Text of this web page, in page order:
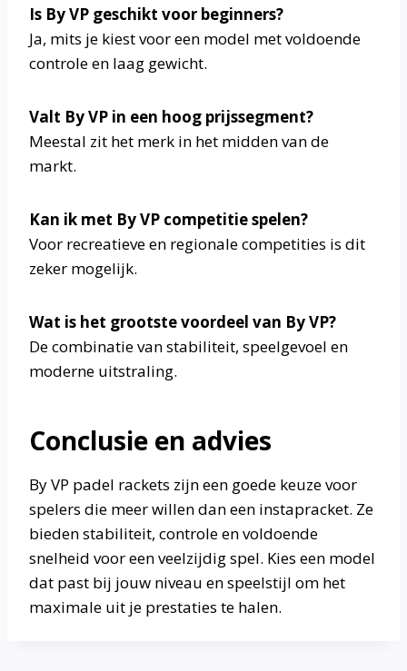
Is By VP geschikt voor beginners?
Ja, mits je kiest voor een model met voldoende
controle en laag gewicht.
Valt By VP in een hoog prijssegment?
Meestal zit het merk in het midden van de
markt.
Kan ik met By VP competitie spelen?
Voor recreatieve en regionale competities is dit
zeker mogelijk.
Wat is het grootste voordeel van By VP?
De combinatie van stabiliteit, speelgevoel en
moderne uitstraling.
Conclusie en advies
By VP padel rackets zijn een goede keuze voor
spelers die meer willen dan een instapracket. Ze
bieden stabiliteit, controle en voldoende
snelheid voor een veelzijdig spel. Kies een model
dat past bij jouw niveau en speelstijl om het
maximale uit je prestaties te halen.